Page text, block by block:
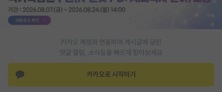
임용 후기 게시판
PI 전용 게시판
인문사회 계열 게시판
특수/전문대학원 게시판
반도체/AI 게시판
카카오 계정과 연동하여 게시글에 달린
댓글 알람, 소식등을 빠르게 받아보세요
카카오로 시작하기